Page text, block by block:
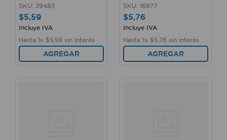
SKU: 29483
$5,59
Incluye IVA
Hasta 1x $5 59 sin interés
AGREGAR
SKU: 16977
$5,76
Incluye IVA
Hasta 1x $5 76 sin interés
AGREGAR